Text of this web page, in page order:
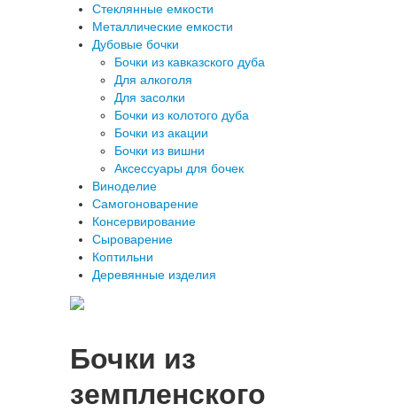
Стеклянные емкости
Металлические емкости
Дубовые бочки
Бочки из кавказского дуба
Для алкоголя
Для засолки
Бочки из колотого дуба
Бочки из акации
Бочки из вишни
Аксессуары для бочек
Виноделие
Самогоноварение
Консервирование
Сыроварение
Коптильни
Деревянные изделия
Бочки из
земпленского